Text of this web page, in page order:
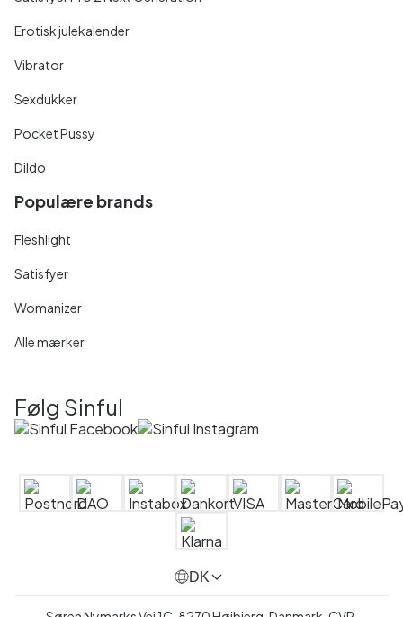
Erotisk julekalender
Vibrator
Sexdukker
Pocket Pussy
Dildo
Populære brands
Fleshlight
Satisfyer
Womanizer
Alle mærker
Følg Sinful
DK